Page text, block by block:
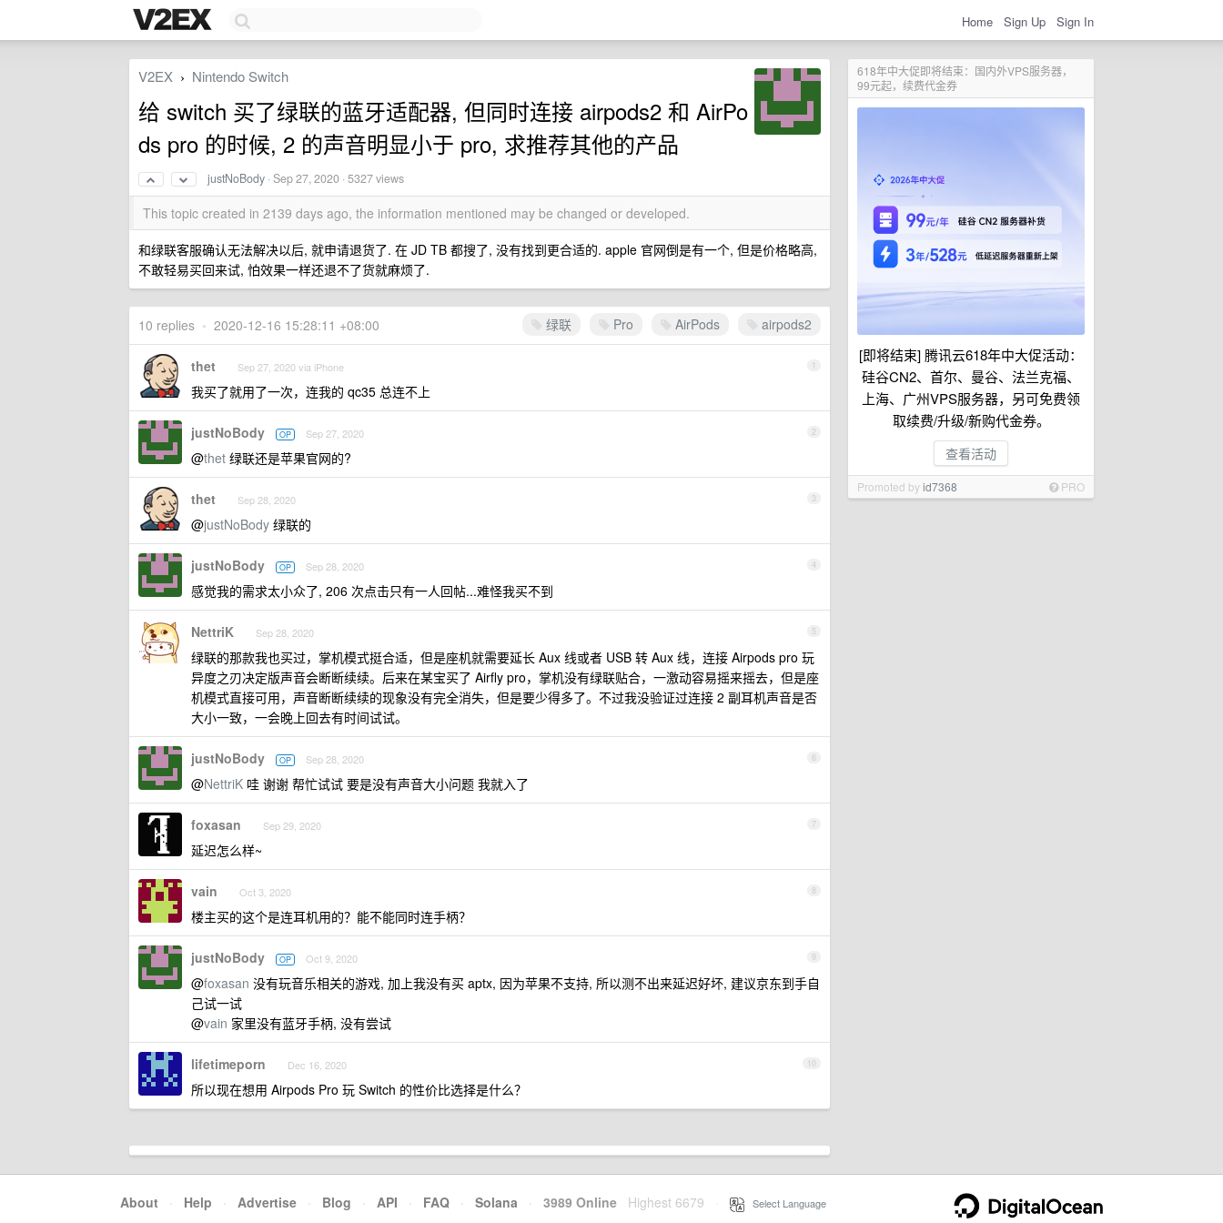
Home Sign Up Sign In
618年中大促即将结束：国内外VPS服务器，
99元起，续费代金券
[即将结束] 腾讯云618年中大促活动：
硅谷CN2、首尔、曼谷、法兰克福、
上海、广州VPS服务器，另可免费领
取续费/升级/新购代金券。
查看活动
Promoted byid7368 PRO
V2EX › Nintendo Switch
给 switch 买了绿联的蓝牙适配器, 但同时连接 airpods2 和 AirPo
ds pro 的时候, 2 的声音明显小于 pro, 求推荐其他的产品
justNoBody ·Sep 27, 2020 · 5327 views
This topic created in 2139 days ago, the information mentioned may be changed or developed.
和绿联客服确认无法解决以后, 就申请退货了. 在 JD TB 都搜了, 没有找到更合适的. apple 官网倒是有一个, 但是价格略高,
不敢轻易买回来试, 怕效果一样还退不了货就麻烦了.
绿联 Pro AirPods airpods2
10 replies • 2020-12-16 15:28:11 +08:00
1
thet Sep 27, 2020 via iPhone
我买了就用了一次，连我的 qc35 总连不上
2
justNoBody OP Sep 27, 2020
@thet 绿联还是苹果官网的?
3
thet Sep 28, 2020
@justNoBody 绿联的
4
justNoBody OP Sep 28, 2020
感觉我的需求太小众了, 206 次点击只有一人回帖...难怪我买不到
5
NettriK Sep 28, 2020
绿联的那款我也买过，掌机模式挺合适，但是座机就需要延长 Aux 线或者 USB 转 Aux 线，连接 Airpods pro 玩
异度之刃决定版声音会断断续续。后来在某宝买了 Airfly pro，掌机没有绿联贴合，一激动容易摇来摇去，但是座
机模式直接可用，声音断断续续的现象没有完全消失，但是要少得多了。不过我没验证过连接 2 副耳机声音是否
大小一致，一会晚上回去有时间试试。
6
justNoBody OP Sep 28, 2020
@NettriK 哇 谢谢 帮忙试试 要是没有声音大小问题 我就入了
7
foxasan Sep 29, 2020
延迟怎么样~
8
vain Oct 3, 2020
楼主买的这个是连耳机用的？能不能同时连手柄？
9
justNoBody OP Oct 9, 2020
@foxasan 没有玩音乐相关的游戏, 加上我没有买 aptx, 因为苹果不支持, 所以测不出来延迟好坏, 建议京东到手自
己试一试
@vain 家里没有蓝牙手柄, 没有尝试
10
lifetimeporn Dec 16, 2020
所以现在想用 Airpods Pro 玩 Switch 的性价比选择是什么？
About · Help · Advertise · Blog · API · FAQ · Solana · 3989 Online Highest 6679 Select Language